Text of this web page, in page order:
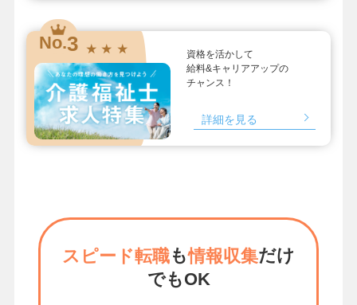
No.3 ★ ★ ★
資格を活かして
給料&キャリアアップの
チャンス！
詳細を見る
スピード転職も情報収集だけ
でもOK